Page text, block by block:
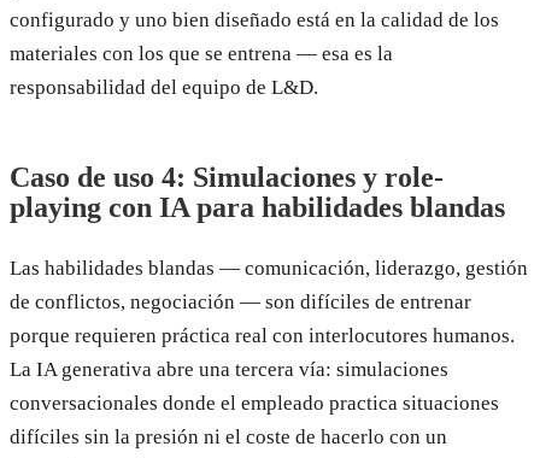
configurado y uno bien diseñado está en la calidad de los
materiales con los que se entrena — esa es la
responsabilidad del equipo de L&D.
Caso de uso 4: Simulaciones y role-
playing con IA para habilidades blandas
Las habilidades blandas — comunicación, liderazgo, gestión
de conflictos, negociación — son difíciles de entrenar
porque requieren práctica real con interlocutores humanos.
La IA generativa abre una tercera vía: simulaciones
conversacionales donde el empleado practica situaciones
difíciles sin la presión ni el coste de hacerlo con un